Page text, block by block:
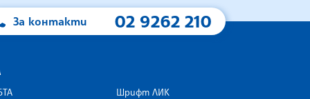
За контакти 02 9262 210
Шрифт ЛИК